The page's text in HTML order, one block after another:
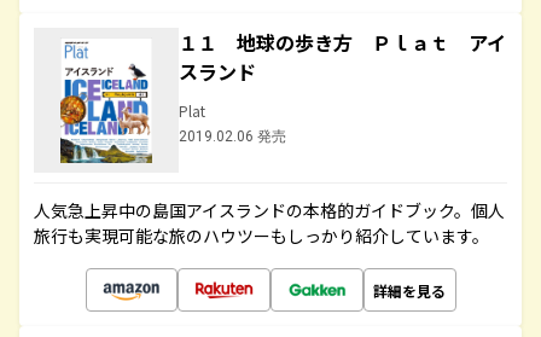
１１ 地球の歩き方 Ｐｌａｔ アイ
スランド
Plat
2019.02.06 発売
人気急上昇中の島国アイスランドの本格的ガイドブック。個人
旅行も実現可能な旅のハウツーもしっかり紹介しています。
詳細を見る